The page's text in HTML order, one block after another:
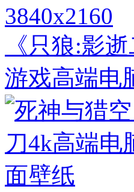
3840x2160
《只狼:影
游戏高端电